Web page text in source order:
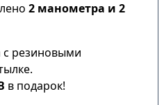
2 манометра и 2
с резиновыми
в подарок!